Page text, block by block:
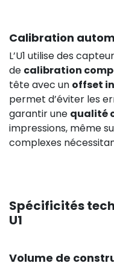
Calibration
L’U1 utilise des
de calibration
tête avec un offset
permet d’éviter les
garantir une qualité
impressions, même
complexes
Spécificités
U1
Volume de